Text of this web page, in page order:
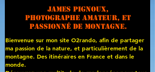
James PIGNOUX,
photographe amateur, et
passionné de montagne.
Bienvenue sur mon site O2rando, afin de partager
ma passion de la nature, et particulièrement de la
montagne. Des itinéraires en France et dans le
monde.